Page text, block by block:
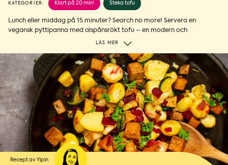
KATEGORIER: Klart på 20 min! Steka tofu
Lunch eller middag på 15 minuter? Search no more! Servera en
vegansk pyttipanna med alspånsrökt tofu – en modern och
klimatsmart twist på traditionell husmanskost. Oddsen är höga att
spendera mindre tid i köket, men ändå servera något som hela
familjen älskar.
LÄS MER
Recept av Yipin